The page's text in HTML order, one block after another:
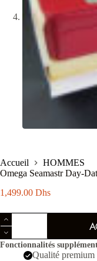
Accueil
HOMMES
Omega Seamastr Day-
1,499.00 Dhs
quantité
de
Omega
Seamastr
Fonctionnalités
Qualité premium